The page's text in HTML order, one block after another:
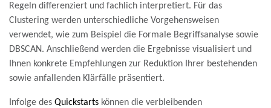
Regeln differenziert und fachlich interpretiert. Für das
Clustering werden unterschiedliche Vorgehensweisen
verwendet, wie zum Beispiel die Formale Begriffsanalyse sowie
DBSCAN. Anschließend werden die Ergebnisse visualisiert und
Ihnen konkrete Empfehlungen zur Reduktion Ihrer bestehenden
sowie anfallenden Klärfälle präsentiert.
Infolge des Quickstarts können die verbleibenden